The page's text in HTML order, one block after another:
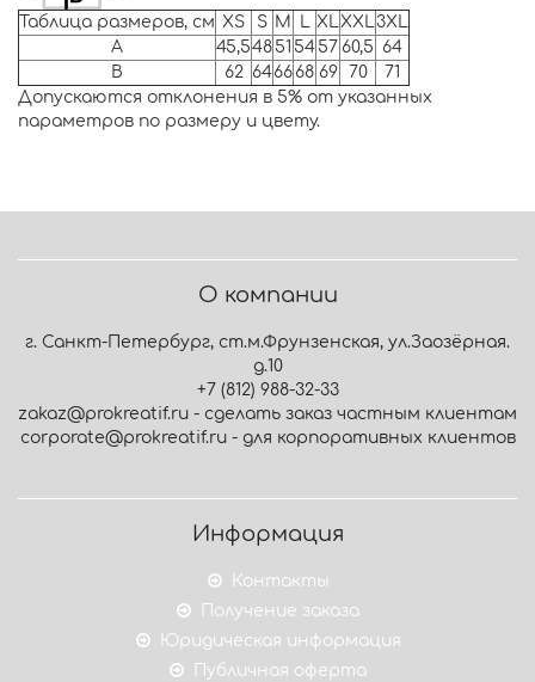
Таблица размеров, см XS S M XL XXL 3XL
A
45,548 51 54 57 60,5 64
B
62 6466 68 69 70
71
Допускаются отклонения в 5% от указанных
параметров по размеру и цвету.
О компании
г. Санкт-Петербург, ст.м.Фрунзенская, ул.Заозёрная.
д.10
+7 (812) 988-32-33
zakaz@prokreatif.ru - сделать заказ частным клиентам
corporate@prokreatif.ru - для корпоративных клиентов
Информация
Контакты
Получение заказа
Юридическая информация
Публичная оферта